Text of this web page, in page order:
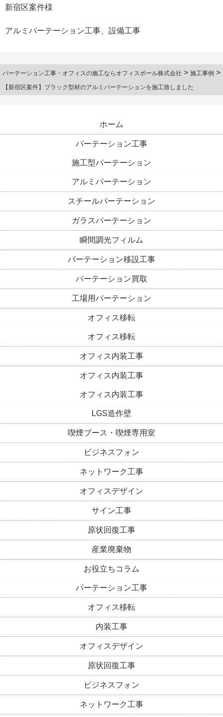
新宿区案件様
アルミパーテーション工事、設備工事
パーテーション工事・オフィスの施工ならオフィスボール株式会社 > 施工事例 >
【新宿区案件】ブラック型材のアルミパーテーションを施工致しました
ホーム
パーテーション工事
施工型パーテーション
アルミパーテーション
スチールパーテーション
ガラスパーテーション
瞬間調光フィルム
パーテーション移設工事
パーテーション買取
工場用パーテーション
オフィス移転
オフィス移転
オフィス内装工事
オフィス内装工事
オフィス内装工事
LGS造作壁
喫煙ブース・喫煙専用室
ビジネスフォン
ネットワーク工事
オフィスデザイン
サイン工事
原状回復工事
産業廃棄物
お役立ちコラム
パーテーション工事
オフィス移転
内装工事
オフィスデザイン
原状回復工事
ビジネスフォン
ネットワーク工事